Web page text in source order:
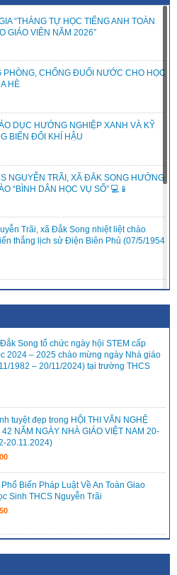
“THÁNG TỰ HỌC TIẾNG ANH TOÀN
GIÁO VIÊN NĂM 2026”
PHÒNG, CHỐNG ĐUỐI NƯỚC CHO HỌC
HÈ
DỤC HƯỚNG NGHIỆP XANH VÀ KỸ
BIẾN ĐỔI KHÍ HẬU
NGUYỄN TRÃI, XÃ ĐẮK SONG HƯỞNG
“BÌNH DÂN HỌC VỤ SỐ” 💻📱
Trãi, xã Đắk Song nhiệt liệt chào
thắng lịch sử Điện Biên Phủ (07/5/1954
Quy định việc xác định tương đương
số Trung tâm Đổi mới sáng tạo và
Lâm Đồng
GIAO THÔNG” TẠI TRƯỜNG THCS
Song tổ chức ngày hội STEM cấp
2024 – 2025 chào mừng ngày Nhà giáo
1982 – 20/11/2024) tại trường THCS
tuyệt đẹp trong HỘI THI VĂN NGHỆ
NĂM NGÀY NHÀ GIÁO VIỆT NAM 20-
20.11.2024)
Biến Pháp Luật Về An Toàn Giao
Sinh THCS Nguyễn Trãi